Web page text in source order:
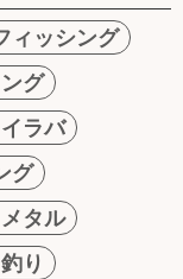
ィッシング
グ
ラバ
グ
タル
り